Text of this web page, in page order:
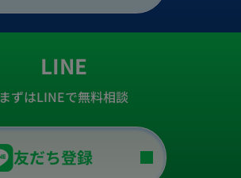
LINE
まずはLINEで無料相談
友だち登録